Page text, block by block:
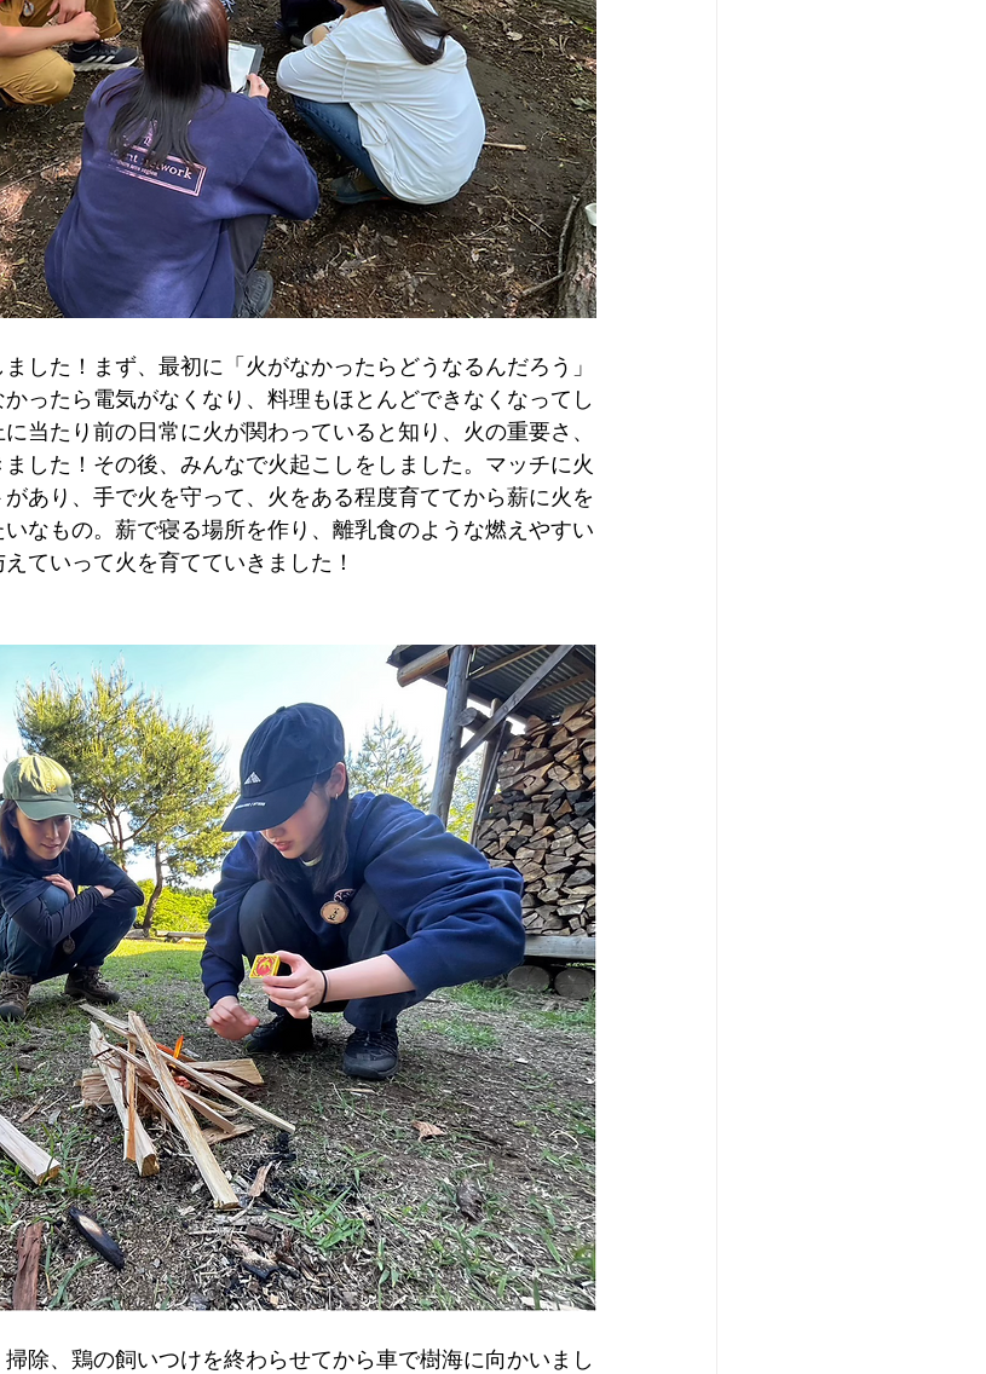
した！まず、最初に「火がなかったらどうなるんだろう」
ったら電気がなくなり、料理もほとんどできなくなってし
当たり前の日常に火が関わっていると知り、火の重要さ、
した！その後、みんなで火起こしをしました。マッチに火
あり、手で火を守って、火をある程度育ててから薪に火を
なもの。薪で寝る場所を作り、離乳食のような燃えやすい
ていって火を育てていきました！
除、鶏の飼いつけを終わらせてから車で樹海に向かいまし